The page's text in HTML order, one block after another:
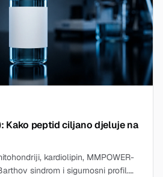
Kako peptid ciljano djeluje na
kardiolipin, MMPOWER-
sindrom i sigurnosni profil.